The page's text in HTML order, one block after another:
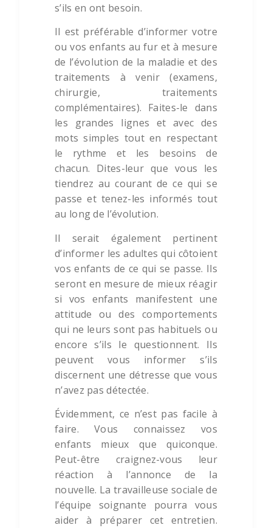
s’ils en ont besoin.
Il est préférable d’informer votre
ou vos enfants au fur et à mesure
de l’évolution de la maladie et des
traitements à venir (examens,
chirurgie, traitements
complémentaires). Faites-le dans
les grandes lignes et avec des
mots simples tout en respectant
le rythme et les besoins de
chacun. Dites-leur que vous les
tiendrez au courant de ce qui se
passe et tenez-les informés tout
au long de l’évolution.
Il serait également pertinent
d’informer les adultes qui côtoient
vos enfants de ce qui se passe. Ils
seront en mesure de mieux réagir
si vos enfants manifestent une
attitude ou des comportements
qui ne leurs sont pas habituels ou
encore s’ils le questionnent. Ils
peuvent vous informer s’ils
discernent une détresse que vous
n’avez pas détectée.
Évidemment, ce n’est pas facile à
faire. Vous connaissez vos
enfants mieux que quiconque.
Peut-être craignez-vous leur
réaction à l’annonce de la
nouvelle. La travailleuse sociale de
l’équipe soignante pourra vous
aider à préparer cet entretien.